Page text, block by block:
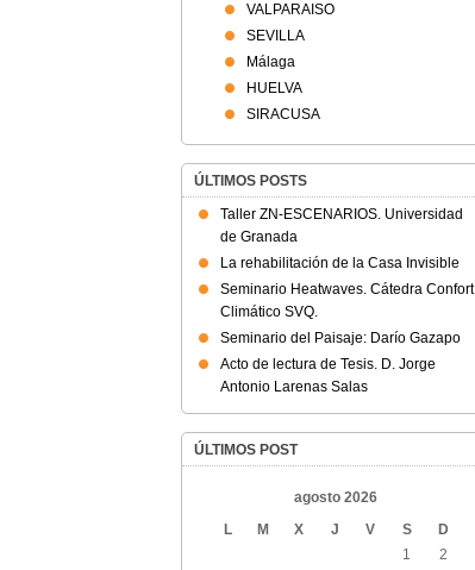
VALPARAISO
SEVILLA
Málaga
HUELVA
SIRACUSA
ÚLTIMOS POSTS
Taller ZN-ESCENARIOS. Universidad
de Granada
La rehabilitación de la Casa Invisible
Seminario Heatwaves. Cátedra Confort
Climático SVQ.
Seminario del Paisaje: Darío Gazapo
Acto de lectura de Tesis. D. Jorge
Antonio Larenas Salas
ÚLTIMOS POST
agosto 2026
L
M X J V S D
1
2